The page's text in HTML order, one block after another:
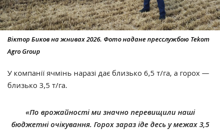
Віктор Биков на жнивах 2026. Фото надане пресслужбою Tekom
Agro Group
У компанії ячмінь наразі дає близько 6,5 т/га, а горох —
близько 3,5 т/га.
«По врожайності ми значно перевищили наші
бюджетні очікування. Горох зараз іде десь у межах 3,5